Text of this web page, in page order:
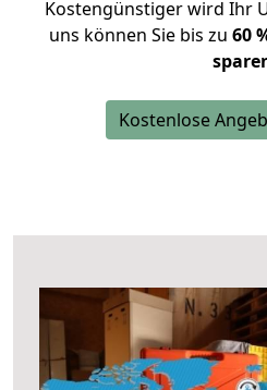
Kostengünstiger wird Ihr
uns können Sie bis zu 60
Kostenlose